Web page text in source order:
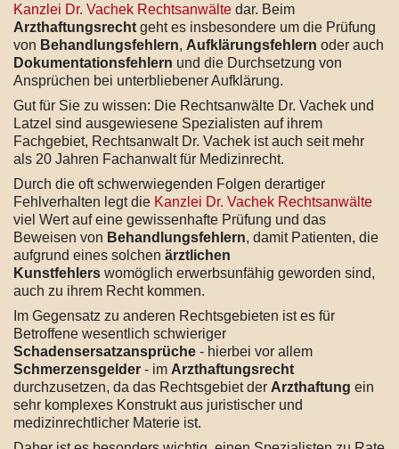
Kanzlei Dr. Vachek Rechtsanwälte dar. Beim
Arzthaftungsrecht geht es insbesondere um die Prüfung
von Behandlungsfehlern, Aufklärungsfehlern oder auch
Dokumentationsfehlern und die Durchsetzung von
Ansprüchen bei unterbliebener Aufklärung.
Gut für Sie zu wissen: Die Rechtsanwälte Dr. Vachek und
Latzel sind ausgewiesene Spezialisten auf ihrem
Fachgebiet, Rechtsanwalt Dr. Vachek ist auch seit mehr
als 20 Jahren Fachanwalt für Medizinrecht.
Durch die oft schwerwiegenden Folgen derartiger
Fehlverhalten legt die Kanzlei Dr. Vachek Rechtsanwälte
viel Wert auf eine gewissenhafte Prüfung und das
Beweisen von Behandlungsfehlern, damit Patienten, die
aufgrund eines solchen ärztlichen
Kunstfehlers womöglich erwerbsunfähig geworden sind,
auch zu ihrem Recht kommen.
Im Gegensatz zu anderen Rechtsgebieten ist es für
Betroffene wesentlich schwieriger
Schadensersatzansprüche - hierbei vor allem
Schmerzensgelder - im Arzthaftungsrecht
durchzusetzen, da das Rechtsgebiet der Arzthaftung ein
sehr komplexes Konstrukt aus juristischer und
medizinrechtlicher Materie ist.